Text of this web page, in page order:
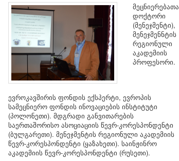
მეცნიერებათა
დოქტორი
(მენეჯმენტი),
მენეჯმენნტის
რეგიონული
აკადემიის
პროფესორი.
ევროკავშირის ფონდის ექსპერტი, ევროპის
სამეცნიერო ფონდის ინოვაციების ინსტიტუტი
(პოლონეთი). მდგრადი განვითარების
საერთაშორისო ასოციაციის წევრ-კორესპონდენტი
(ბულგარეთი). მენეჯმენტის რეგიონული აკადემიის
წევრ-კორესპონდენტი (ყაზახეთი). საინჟინრო
აკადემიის წევრ-კორესპონდენტი (რუსეთი).